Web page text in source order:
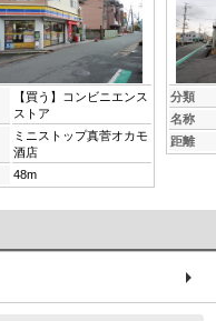
【買う】コンビニエンス
ストア
ミニストップ真菅オカモ
酒店
48m
分類
名称
距離